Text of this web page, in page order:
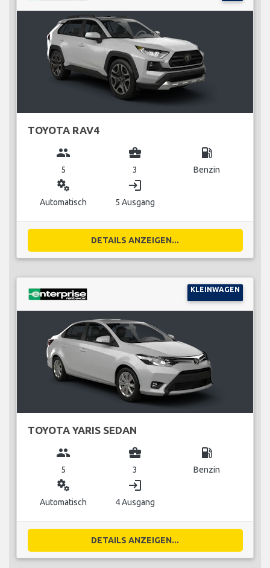
TOYOTA RAV4
group
5
business_center
3
local_gas_station
Benzin
miscellaneous_services
Automatisch
login
5 Ausgang
DETAILS ANZEIGEN...
KLEINWAGEN
TOYOTA YARIS SEDAN
group
5
business_center
3
local_gas_station
Benzin
miscellaneous_services
Automatisch
login
4 Ausgang
DETAILS ANZEIGEN...